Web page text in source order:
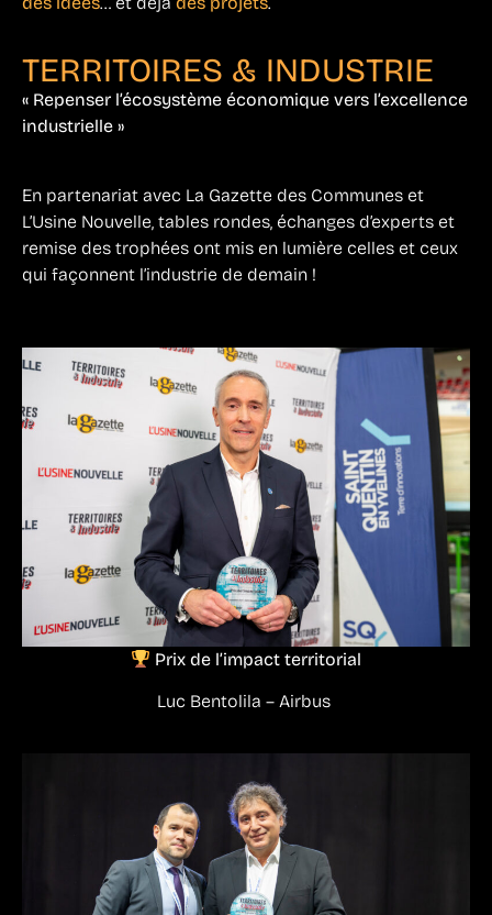
TERRITOIRES & INDUSTRIE
« Repenser l’écosystème économique vers l’excellence
industrielle »
En partenariat avec La Gazette des Communes et
L’Usine Nouvelle, tables rondes, échanges d’experts et
remise des trophées ont mis en lumière celles et ceux
qui façonnent l’industrie de demain !
Prix de l’impact territorial
Luc Bentolila – Airbus